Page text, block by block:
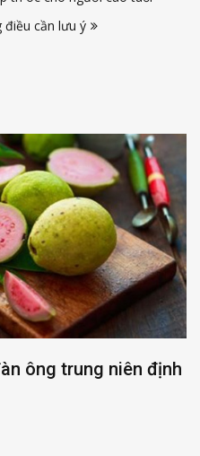
điều cần lưu ý
ông trung niên định